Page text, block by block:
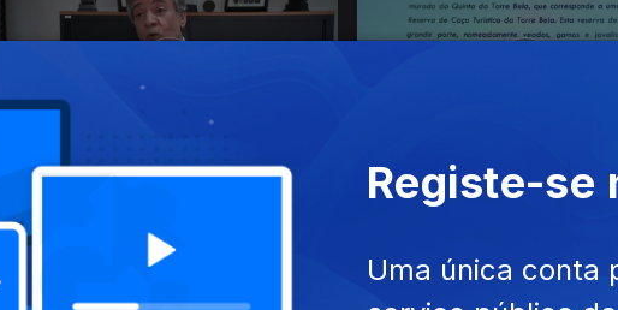
Onde Param Os Fundos
Ep. 7 04 abr. 2024
Registe-se
Uma única conta